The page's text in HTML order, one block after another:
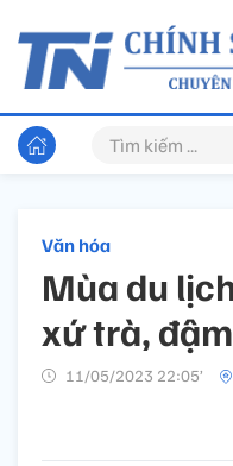
Văn hóa
Mùa du
xứ trà,
11/05/2023 22:05’